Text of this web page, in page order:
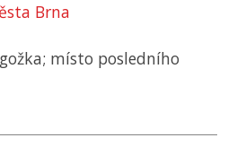
Brna
místo posledního